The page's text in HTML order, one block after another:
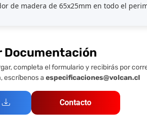
de madera de 65x25mm en todo el
Documentación
completa el formulario y recibirás por
escríbenos aespecificaciones@volcan.cl
Contacto